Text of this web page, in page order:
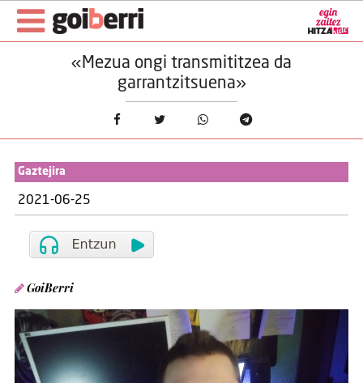
«Mezua ongi transmititzea da
garrantzitsuena»
Gaztejira
2021-06-25
GoiBerri